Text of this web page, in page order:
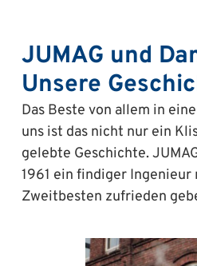
JUMAG und
Unsere
Das Beste von allem in
uns ist das nicht nur ein
gelebte Geschichte.
1961 ein findiger
Zweitbesten zufrieden